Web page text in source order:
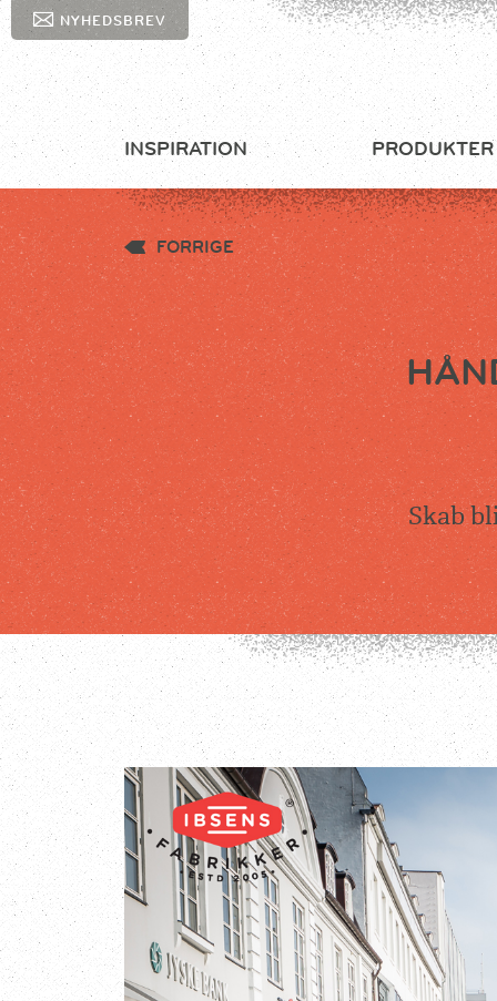
NYHEDSBREV
INSPIRATION PRODUKTER
FORRIGE
Skab